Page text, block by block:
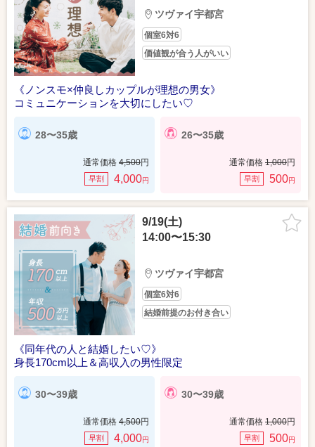
ツヴァイ宇都宮
個室6対6
価値観が合う人がいい
《ノンスモ×仲良しカップルが理想の男女》
コミュニケーションを大切にしたい♡
28〜35歳
通常価格 4,500円
早割 4,000円
26〜35歳
通常価格 1,000円
早割 500円
9/19(土)
14:00〜15:30
ツヴァイ宇都宮
個室6対6
結婚前提のお付き合い
《同年代の人と結婚したい♡》
身長170cm以上＆高収入の男性限定
30〜39歳
通常価格 4,500円
早割 4,000円
30〜39歳
通常価格 1,000円
早割 500円